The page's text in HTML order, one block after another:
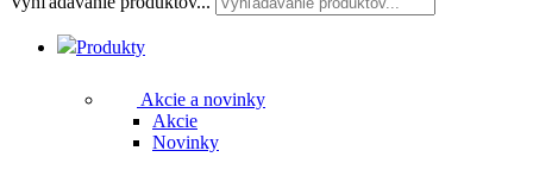
Produkty
Akcie a novinky
Akcie
Novinky